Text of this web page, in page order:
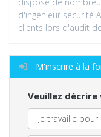
d'ingénieur sécurité
clients lors d'audit
M'inscrire à la
Veuillez